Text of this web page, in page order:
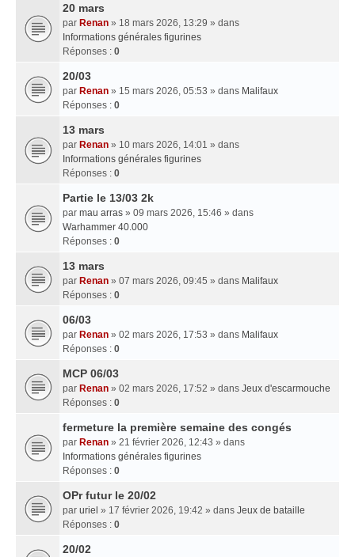
20 mars
par Renan » 18 mars 2026, 13:29 » dans
Informations générales figurines
Réponses : 0
20/03
par Renan » 15 mars 2026, 05:53 » dans Malifaux
Réponses : 0
13 mars
par Renan » 10 mars 2026, 14:01 » dans
Informations générales figurines
Réponses : 0
Partie le 13/03 2k
par mau arras » 09 mars 2026, 15:46 » dans
Warhammer 40.000
Réponses : 0
13 mars
par Renan » 07 mars 2026, 09:45 » dans Malifaux
Réponses : 0
06/03
par Renan » 02 mars 2026, 17:53 » dans Malifaux
Réponses : 0
MCP 06/03
par Renan » 02 mars 2026, 17:52 » dans Jeux d'escarmouche
Réponses : 0
fermeture la première semaine des congés
par Renan » 21 février 2026, 12:43 » dans
Informations générales figurines
Réponses : 0
OPr futur le 20/02
par uriel » 17 février 2026, 19:42 » dans Jeux de bataille
Réponses : 0
20/02